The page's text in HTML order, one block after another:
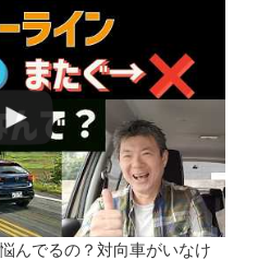
んでるの？対向車がいなけ